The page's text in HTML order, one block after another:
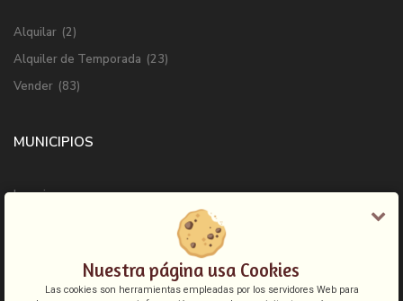
Alquilar (2)
Alquiler de Temporada (23)
Vender (83)
MUNICIPIOS
Ingenio
San Bartolome de Tirajana
Nuestra página usa Cookies
Las cookies son herramientas empleadas por los servidores Web para